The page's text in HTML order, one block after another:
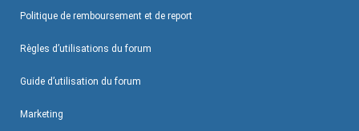
Politique de remboursement et de report
Règles d’utilisations du forum
Guide d’utilisation du forum
Marketing